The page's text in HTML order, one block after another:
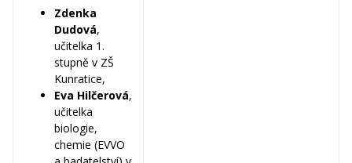
Zdenka
Dudová,
učitelka 1.
stupně v ZŠ
Kunratice,
Eva Hilčerová,
učitelka
biologie,
chemie (EVVO